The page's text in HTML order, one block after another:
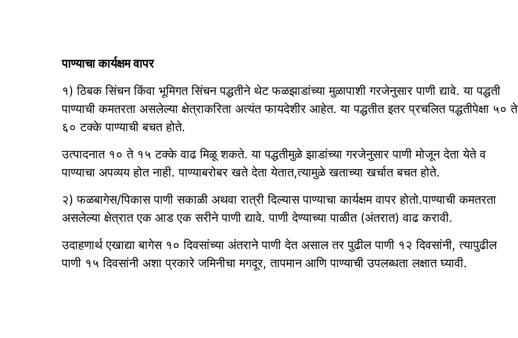
पाण्याचा कार्यक्षम वापर
१) ठिबक सिंचन किंवा भूमिगत सिंचन पद्धतीने थेट फळझाडांच्या मुळापाशी गरजेनुसार पाणी द्यावे. या पद्धती
पाण्याची कमतरता असलेल्या क्षेत्राकरिता अत्यंत फायदेशीर आहेत. या पद्धतीत इतर प्रचलित पद्धतीपेक्षा ५० ते
६० टक्के पाण्याची बचत होते.
उत्पादनात १० ते १५ टक्के वाढ मिळू शकते. या पद्धतीमुळे झाडांच्या गरजेनुसार पाणी मोजून देता येते व
पाण्याचा अपव्यय होत नाही. पाण्याबरोबर खते देता येतात,त्यामुळे खताच्या खर्चात बचत होते.
२) फळबागेस/पिकास पाणी सकाळी अथवा रात्री दिल्यास पाण्याचा कार्यक्षम वापर होतो.पाण्याची कमतरता
असलेल्या क्षेत्रात एक आड एक सरीने पाणी द्यावे. पाणी देण्याच्या पाळीत (अंतरात) वाढ करावी.
उदाहणार्थ एखाद्या बागेस १० दिवसांच्या अंतराने पाणी देत असाल तर पुढील पाणी १२ दिवसांनी, त्यापुढील
पाणी १५ दिवसांनी अशा प्रकारे जमिनीचा मगदूर, तापमान आणि पाण्याची उपलब्धता लक्षात घ्यावी.